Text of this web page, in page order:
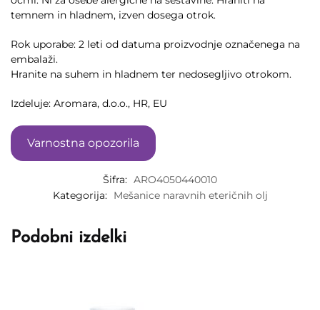
temnem in hladnem, izven dosega otrok.
Rok uporabe: 2 leti od datuma proizvodnje označenega na
embalaži.
Hranite na suhem in hladnem ter nedosegljivo otrokom.
Izdeluje: Aromara, d.o.o., HR, EU
Varnostna opozorila
Šifra: ARO4050440010
Kategorija: Mešanice naravnih eteričnih olj
Podobni izdelki